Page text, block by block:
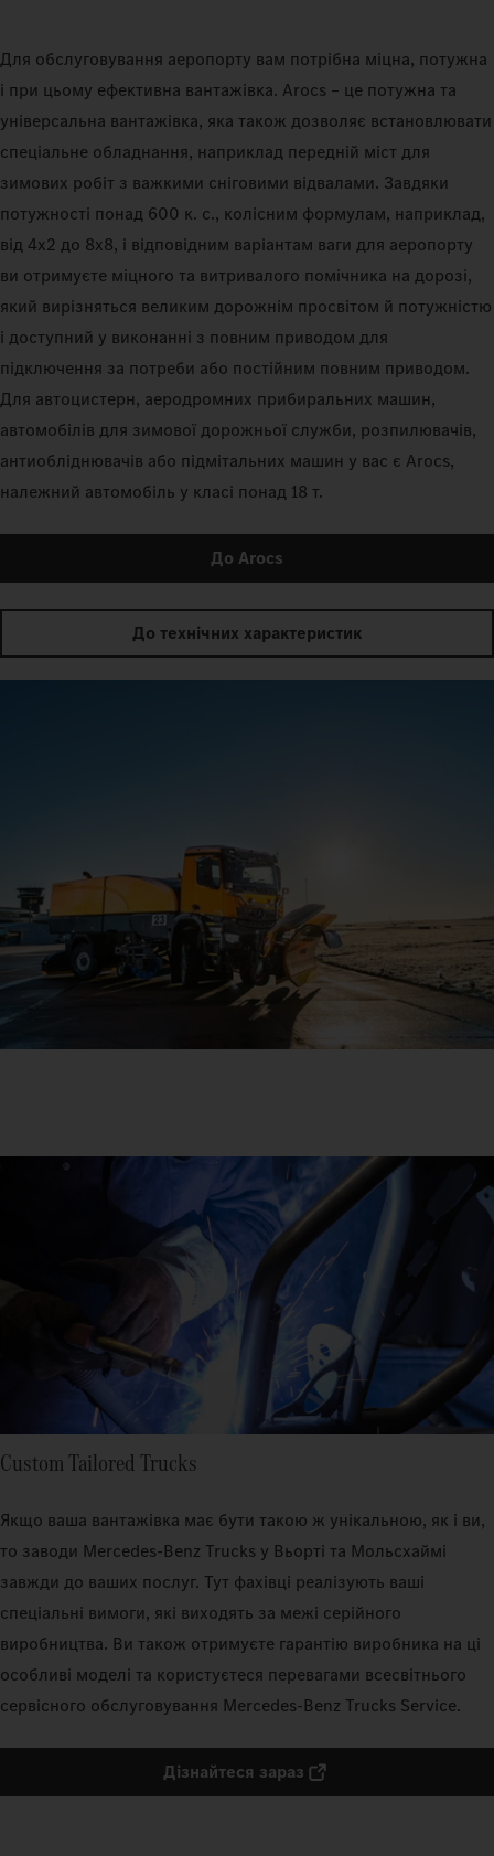
Для обслуговування аеропорту вам потрібна міцна, потужна
і при цьому ефективна вантажівка. Arocs – це потужна та
універсальна вантажівка, яка також дозволяє встановлювати
спеціальне обладнання, наприклад передній міст для
зимових робіт з важкими сніговими відвалами. Завдяки
потужності понад 600 к. с., колісним формулам, наприклад,
від 4x2 до 8x8, і відповідним варіантам ваги для аеропорту
ви отримуєте міцного та витривалого помічника на дорозі,
який вирізняться великим дорожнім просвітом й потужністю
і доступний у виконанні з повним приводом для
підключення за потреби або постійним повним приводом.
Для автоцистерн, аеродромних прибиральних машин,
автомобілів для зимової дорожньої служби, розпилювачів,
антиобліднювачів або підмітальних машин у вас є Arocs,
належний автомобіль у класі понад 18 т.
До Arocs
До технічних характеристик
Custom Tailored Trucks
Якщо ваша вантажівка має бути такою ж унікальною, як і ви,
то заводи Mercedes‑Benz Trucks у Вьорті та Мольсхаймі
завжди до ваших послуг. Тут фахівці реалізують ваші
спеціальні вимоги, які виходять за межі серійного
виробництва. Ви також отримуєте гарантію виробника на ці
особливі моделі та користуєтеся перевагами всесвітнього
сервісного обслуговування Mercedes‑Benz Trucks Service.
Дізнайтеся зараз